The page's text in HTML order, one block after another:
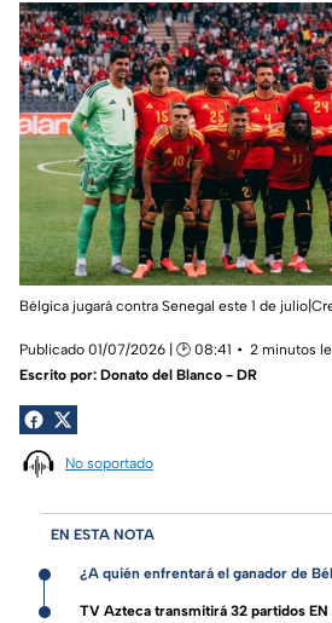
Bélgica jugará contra Senegal este 1 de
Publicado 01/07/2026 | 🕑 08:41
2 minutos
Escrito por: Donato del Blanco - DR
No soportado
EN ESTA NOTA
¿A quién enfrentará el ganador de
TV Azteca transmitirá 32 partidos EN